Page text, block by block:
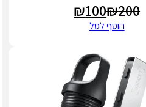
₪200 המחיר
המקורי
היה:
₪200.
₪100
המחיר
הנוכחי
הוא:
₪100.
הוסף לסל